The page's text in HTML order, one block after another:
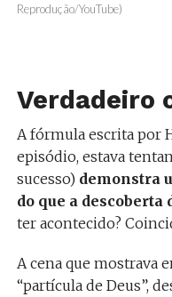
Reprodução/YouTube)
Verdadeiro
A fórmula escrita por
episódio, estava
sucesso) demonstra
do que a descoberta
ter acontecido?
A cena que mostrava
“partícula de Deus”,